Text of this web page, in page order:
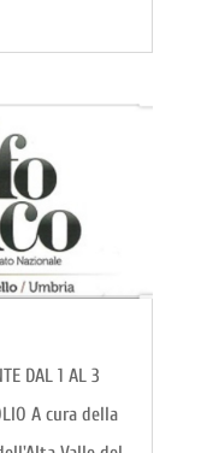
DAL 1 AL 3
A cura della